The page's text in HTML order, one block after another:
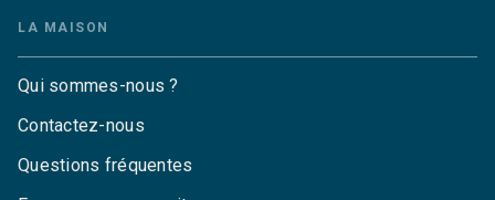
LA MAISON
Qui sommes-nous ?
Contactez-nous
Questions fréquentes